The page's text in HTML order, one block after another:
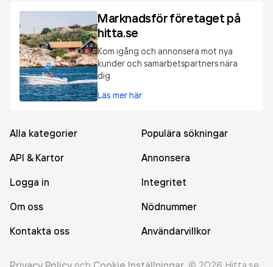
Marknadsför företaget på
hitta.se
Kom igång och annonsera mot nya
kunder och samarbetspartners nära
dig.
Läs mer här
Alla kategorier
Populära sökningar
API & Kartor
Annonsera
Logga in
Integritet
Om oss
Nödnummer
Kontakta oss
Användarvillkor